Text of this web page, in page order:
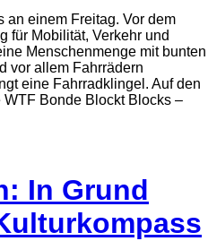
an einem Freitag. Vor dem
für Mobilität, Verkehr und
Menschenmenge mit bunten
vor allem Fahrrädern
eine Fahrradklingel. Auf den
Bonde Blockt Blocks –
In Grund